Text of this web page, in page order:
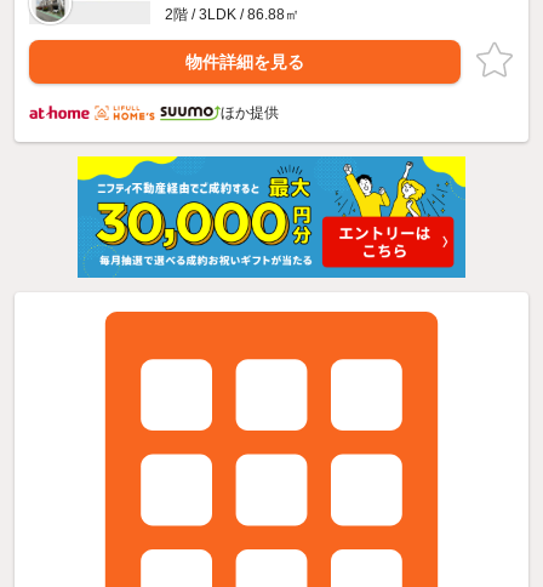
2階 / 3LDK / 86.88㎡
物件詳細を見る
ほか提供